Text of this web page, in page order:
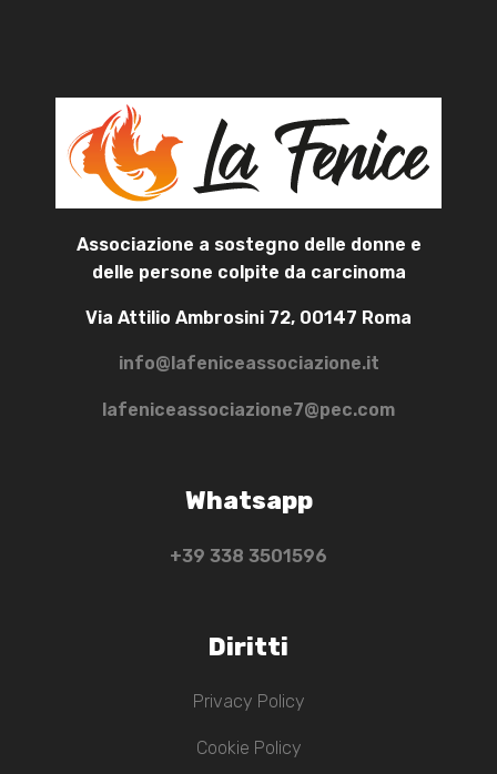
Associazione a sostegno delle donne e
delle persone colpite da carcinoma
Via Attilio Ambrosini 72, 00147 Roma
info@lafeniceassociazione.it
lafeniceassociazione7@pec.com
Whatsapp
+39 ‭338 3501596‬
Diritti
Privacy Policy
Cookie Policy